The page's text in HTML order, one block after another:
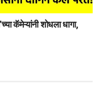
कॅमेऱ्यांनी शोधला धागा,